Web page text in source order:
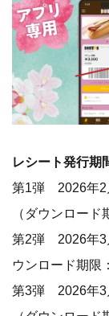
レシート発行期
第1弾 2026年2
（ダウンロード
第2弾 2026年3
ウンロード期限
第3弾 2026年3